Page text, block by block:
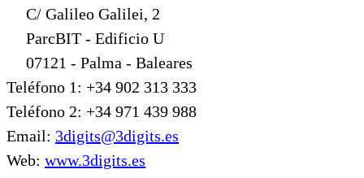
C/ Galileo Galilei, 2
ParcBIT - Edificio U
07121 - Palma - Baleares
Teléfono 1: +34 902 313 333
Teléfono 2: +34 971 439 988
Email: 3digits@3digits.es
Web: www.3digits.es